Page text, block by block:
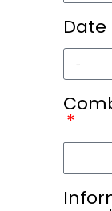
Date